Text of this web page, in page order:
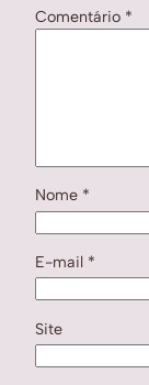
Comentário *
Nome *
E-mail *
Site